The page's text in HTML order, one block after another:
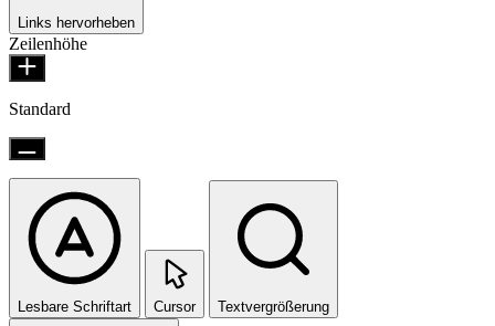
Links hervorheben
Zeilenhöhe
Standard
Lesbare Schriftart Cursor Textvergrößerung